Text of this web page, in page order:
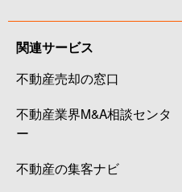
関連サービス
不動産売却の窓口
不動産業界M&A相談センタ
ー
不動産の集客ナビ